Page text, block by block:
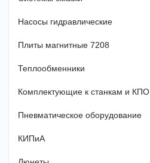
Насосы гидравлические
Плиты магнитные 7208
Теплообменники
Комплектующие к станкам и КПО
Пневматическое оборудование
КИПиА